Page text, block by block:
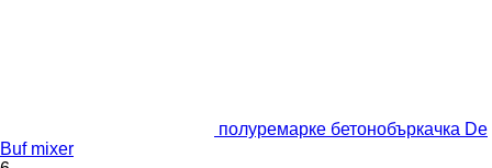
полуремарке бетонобъркачка De
Buf mixer